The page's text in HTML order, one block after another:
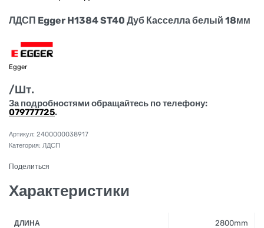
ЛДСП Egger H1384 ST40 Дуб Касселла белый 18мм
Egger
/Шт.
За подробностями обращайтесь по телефону:
079777725.
2400000038917
Категория: ЛДСП
Поделиться
Характеристики
ДЛИНА 2800mm